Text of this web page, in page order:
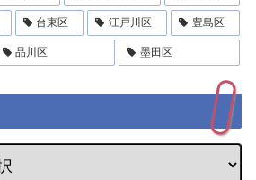
台東区 江戸川区 豊島区
品川区 墨田区